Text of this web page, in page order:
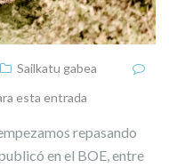
Sailkatu gabea
esta entrada
repasando
en el BOE, entre